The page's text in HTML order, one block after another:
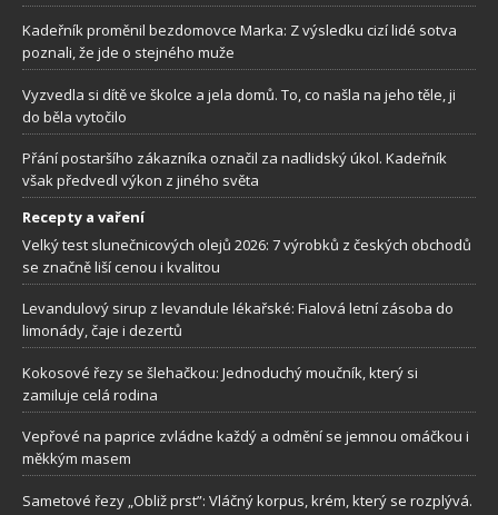
Kadeřník proměnil bezdomovce Marka: Z výsledku cizí lidé sotva
poznali, že jde o stejného muže
Vyzvedla si dítě ve školce a jela domů. To, co našla na jeho těle, ji
do běla vytočilo
Přání postaršího zákazníka označil za nadlidský úkol. Kadeřník
však předvedl výkon z jiného světa
Recepty a vaření
Velký test slunečnicových olejů 2026: 7 výrobků z českých obchodů
se značně liší cenou i kvalitou
Levandulový sirup z levandule lékařské: Fialová letní zásoba do
limonády, čaje i dezertů
Kokosové řezy se šlehačkou: Jednoduchý moučník, který si
zamiluje celá rodina
Vepřové na paprice zvládne každý a odmění se jemnou omáčkou i
měkkým masem
Sametové řezy „Obliž prst”: Vláčný korpus, krém, který se rozplývá.